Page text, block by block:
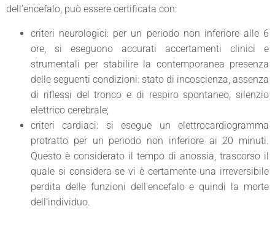
dell’encefalo, può essere certificata con:
criteri neurologici: per un periodo non inferiore alle 6
ore, si eseguono accurati accertamenti clinici e
strumentali per stabilire la contemporanea presenza
delle seguenti condizioni: stato di incoscienza, assenza
di riflessi del tronco e di respiro spontaneo, silenzio
elettrico cerebrale;
criteri cardiaci: si esegue un elettrocardiogramma
protratto per un periodo non inferiore ai 20 minuti.
Questo è considerato il tempo di anossia, trascorso il
quale si considera se vi è certamente una irreversibile
perdita delle funzioni dell’encefalo e quindi la morte
dell’individuo.